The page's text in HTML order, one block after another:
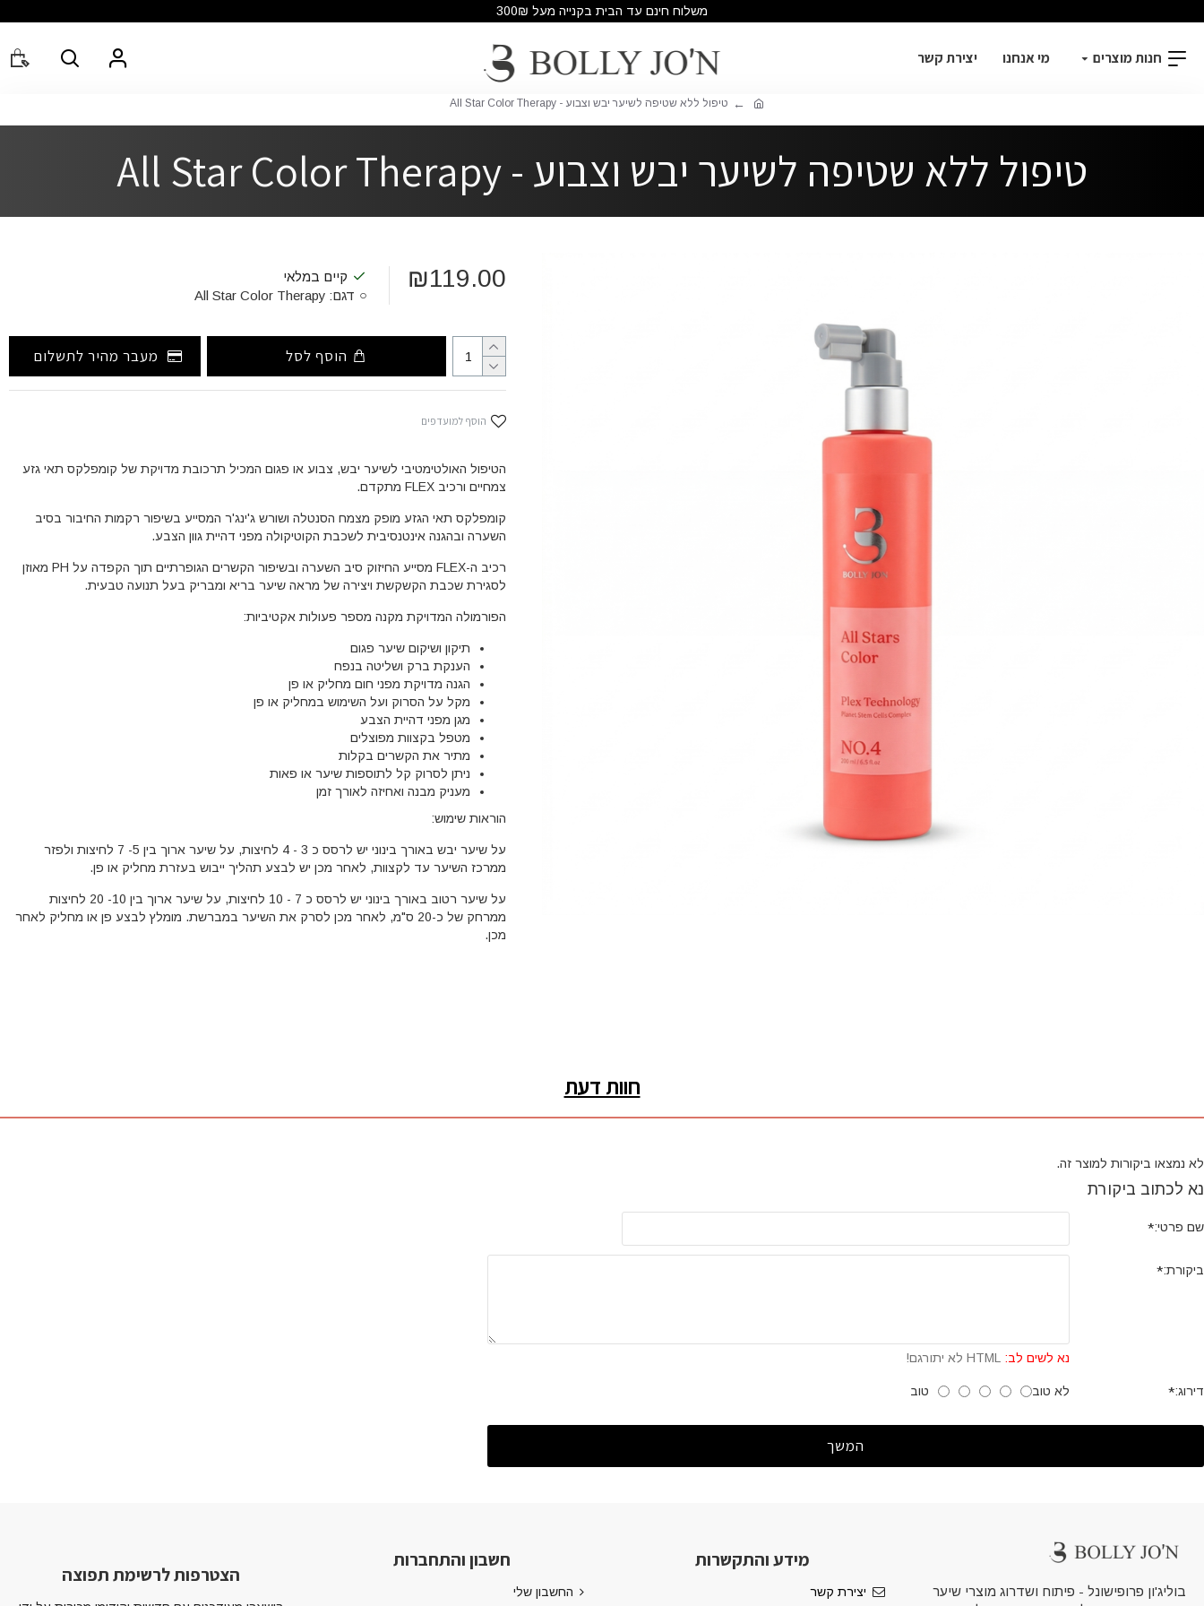
משלוח חינם עד הבית בקנייה מעל 300₪
חנות מוצרים מי אנחנו יצירת קשר
טיפול ללא שטיפה לשיער יבש וצבוע - All Star Color Therapy
טיפול ללא שטיפה לשיער יבש וצבוע - All Star Color Therapy
₪119.00
קיים במלאי
דגם: All Star Color Therapy
הוסף לסל מעבר מהיר לתשלום
הוסף למועדפים
הטיפול האולטימטיבי לשיער יבש, צבוע או פגום המכיל תרכובת מדויקת של קומפלקס תאי גזע
צמחיים ורכיב FLEX מתקדם.
קומפלקס תאי הגזע מופק מצמח הסנטלה ושורש ג'ינג'ר המסייע בשיפור רקמות החיבור בסיב
השערה ובהגנה אינטנסיבית לשכבת הקוטיקולה מפני דהיית גוון הצבע.
רכיב ה-FLEX מסייע החיזוק סיב השערה ובשיפור הקשרים הגופרתיים תוך הקפדה על PH מאוזן
לסגירת שכבת הקשקשת ויצירה של מראה שיער בריא ומבריק בעל תנועה טבעית.
הפורמולה המדויקת מקנה מספר פעולות אקטיביות:
תיקון ושיקום שיער פגום
הענקת ברק ושליטה בנפח
הגנה מדויקת מפני חום מחליק או פן
מקל על הסרוק ועל השימוש במחליק או פן
מגן מפני דהיית הצבע
מטפל בקצוות מפוצלים
מתיר את הקשרים בקלות
ניתן לסרוק קל לתוספות שיער או פאות
מעניק מבנה ואחיזה לאורך זמן
הוראות שימוש:
על שיער יבש באורך בינוני יש לרסס כ 3 - 4 לחיצות, על שיער ארוך בין 5- 7 לחיצות ולפזר
ממרכז השיער עד לקצוות, לאחר מכן יש לבצע תהליך ייבוש בעזרת מחליק או פן.
על שיער רטוב באורך בינוני יש לרסס כ 7 - 10 לחיצות, על שיער ארוך בין 10- 20 לחיצות
ממרחק של כ-20 ס"מ, לאחר מכן לסרק את השיער במברשת. מומלץ לבצע פן או מחליק לאחר
מכן.
חוות דעת
לא נמצאו ביקורות למוצר זה.
נא לכתוב ביקורת
שם פרטי:
ביקורת:
נא לשים לב:
דירוג: לא טוב טוב
המשך
בוליג'ון פרופישונל - פיתוח ושדרוג מוצרי שיער
מידע והתקשרות
יצירת קשר
חשבון והתחברות
החשבון שלי
הצטרפות לרשימת תפוצה